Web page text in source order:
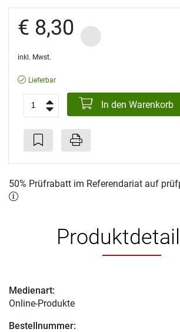
€ 8,30
inkl. Mwst.
Lieferbar
In den Warenkorb
50% Prüfrabatt im Referendariat auf
Medienart:
Online-Produkte
Bestellnummer: